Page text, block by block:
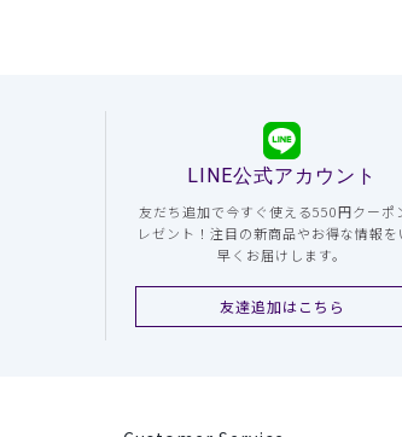
LINE公式アカウント
友だち追加で今すぐ使える550円クーポ
レゼント！注目の新商品やお得な情報を
早くお届けします。
友達追加はこちら